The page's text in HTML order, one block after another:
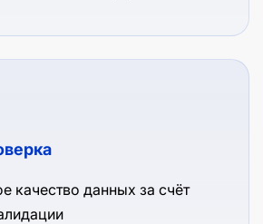
качество данных за счёт